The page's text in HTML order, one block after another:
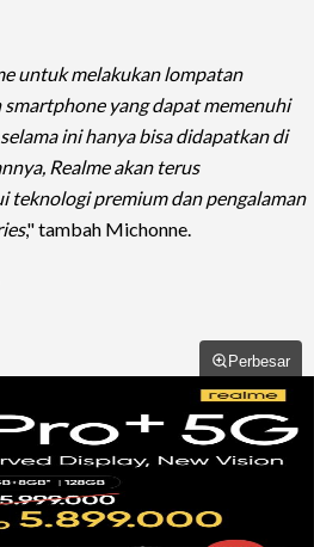
untuk melakukan lompatan
yang dapat memenuhi
ini hanya bisa didapatkan di
Realme akan terus
teknologi premium dan pengalaman
," tambah Michonne.
Perbesar